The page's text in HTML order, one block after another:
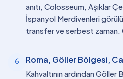
anıtı, Colosseum, Aşıklar
İspanyol Merdivenleri
transfer ve serbest
6 Roma, Göller Bölgesi,
Kahvaltının ardından